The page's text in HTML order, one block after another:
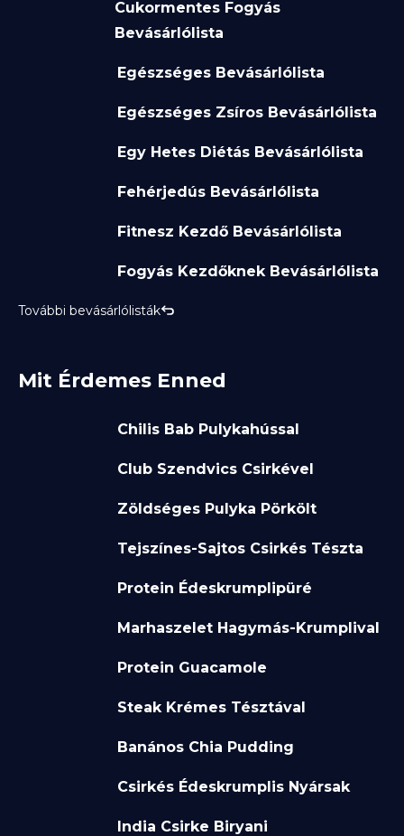
Cukormentes Fogyás
Bevásárlólista
Egészséges Bevásárlólista
Egészséges Zsíros Bevásárlólista
Egy Hetes Diétás Bevásárlólista
Fehérjedús Bevásárlólista
Fitnesz Kezdő Bevásárlólista
Fogyás Kezdőknek Bevásárlólista
További bevásárlólisták
Mit Érdemes Enned
Chilis Bab Pulykahússal
Club Szendvics Csirkével
Zöldséges Pulyka Pörkölt
Tejszínes-Sajtos Csirkés Tészta
Protein Édeskrumplipüré
Marhaszelet Hagymás-Krumplival
Protein Guacamole
Steak Krémes Tésztával
Banános Chia Pudding
Csirkés Édeskrumplis Nyársak
India Csirke Biryani